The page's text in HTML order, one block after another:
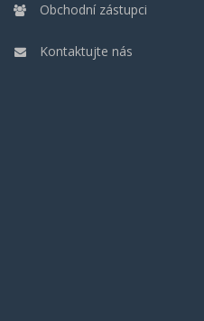
Obchodní zástupci
Kontaktujte nás